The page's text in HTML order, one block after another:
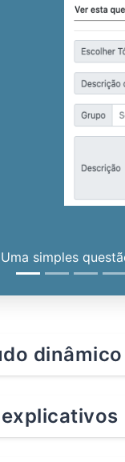
Uma simples
dinâmico